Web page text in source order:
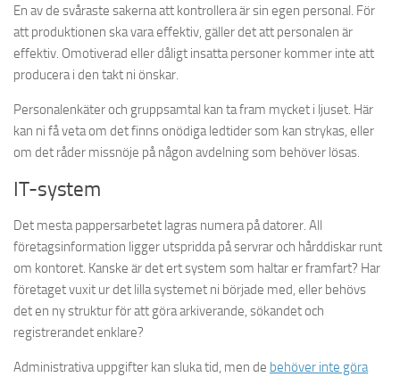
En av de svåraste sakerna att kontrollera är sin egen personal. För
att produktionen ska vara effektiv, gäller det att personalen är
effektiv. Omotiverad eller dåligt insatta personer kommer inte att
producera i den takt ni önskar.
Personalenkäter och gruppsamtal kan ta fram mycket i ljuset. Här
kan ni få veta om det finns onödiga ledtider som kan strykas, eller
om det råder missnöje på någon avdelning som behöver lösas.
IT-system
Det mesta pappersarbetet lagras numera på datorer. All
företagsinformation ligger utspridda på servrar och hårddiskar runt
om kontoret. Kanske är det ert system som haltar er framfart? Har
företaget vuxit ur det lilla systemet ni började med, eller behövs
det en ny struktur för att göra arkiverande, sökandet och
registrerandet enklare?
Administrativa uppgifter kan sluka tid, men de behöver inte göra